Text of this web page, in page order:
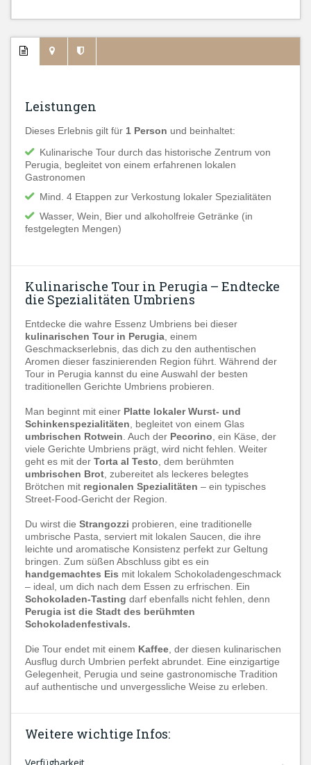
Leistungen
Dieses Erlebnis gilt für 1 Person und beinhaltet:
Kulinarische Tour durch das historische Zentrum von
Perugia, begleitet von einem erfahrenen lokalen
Gastronomen
Mind. 4 Etappen zur Verkostung lokaler Spezialitäten
Wasser, Wein, Bier und alkoholfreie Getränke (in
festgelegten Mengen)
Kulinarische Tour in Perugia – Endtecke
die Spezialitäten Umbriens
Entdecke die wahre Essenz Umbriens bei dieser
kulinarischen Tour in Perugia , einem
Geschmackserlebnis, das dich zu den authentischen
Aromen dieser faszinierenden Region führt. Während der
Tour in Perugia kannst du eine Auswahl der besten
traditionellen Gerichte Umbriens probieren.
Man beginnt mit einer Platte lokaler Wurst- und
Schinkenspezialitäten , begleitet von einem Glas
umbrischen Rotwein . Auch der Pecorino , ein Käse, der
viele Gerichte Umbriens prägt, wird nicht fehlen. Weiter
geht es mit der Torta al Testo , dem berühmten
umbrischen Brot , zubereitet als leckeres belegtes
Brötchen mit regionalen Spezialitäten – ein typisches
Street-Food-Gericht der Region.
Du wirst die Strangozzi probieren, eine traditionelle
umbrische Pasta, serviert mit lokalen Saucen, die ihre
leichte und aromatische Konsistenz perfekt zur Geltung
bringen. Zum süßen Abschluss gibt es ein
handgemachtes Eis mit lokalem Schokoladengeschmack
– ideal, um dich nach dem Essen zu erfrischen. Ein
Schokoladen-Tasting darf ebenfalls nicht fehlen, denn
Perugia ist die Stadt des berühmten
Schokoladenfestivals.
Die Tour endet mit einem Kaffee , der diesen kulinarischen
Ausflug durch Umbrien perfekt abrundet. Eine einzigartige
Gelegenheit, Perugia und seine gastronomische Tradition
auf authentische und unvergessliche Weise zu erleben.
Weitere wichtige Infos: